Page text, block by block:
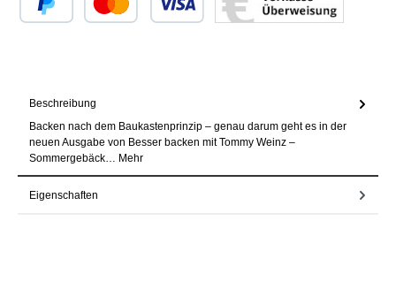
Beschreibung
Backen nach dem Baukastenprinzip – genau darum geht es in der
neuen Ausgabe von Besser backen mit Tommy Weinz –
Sommergebäck… Mehr
Eigenschaften